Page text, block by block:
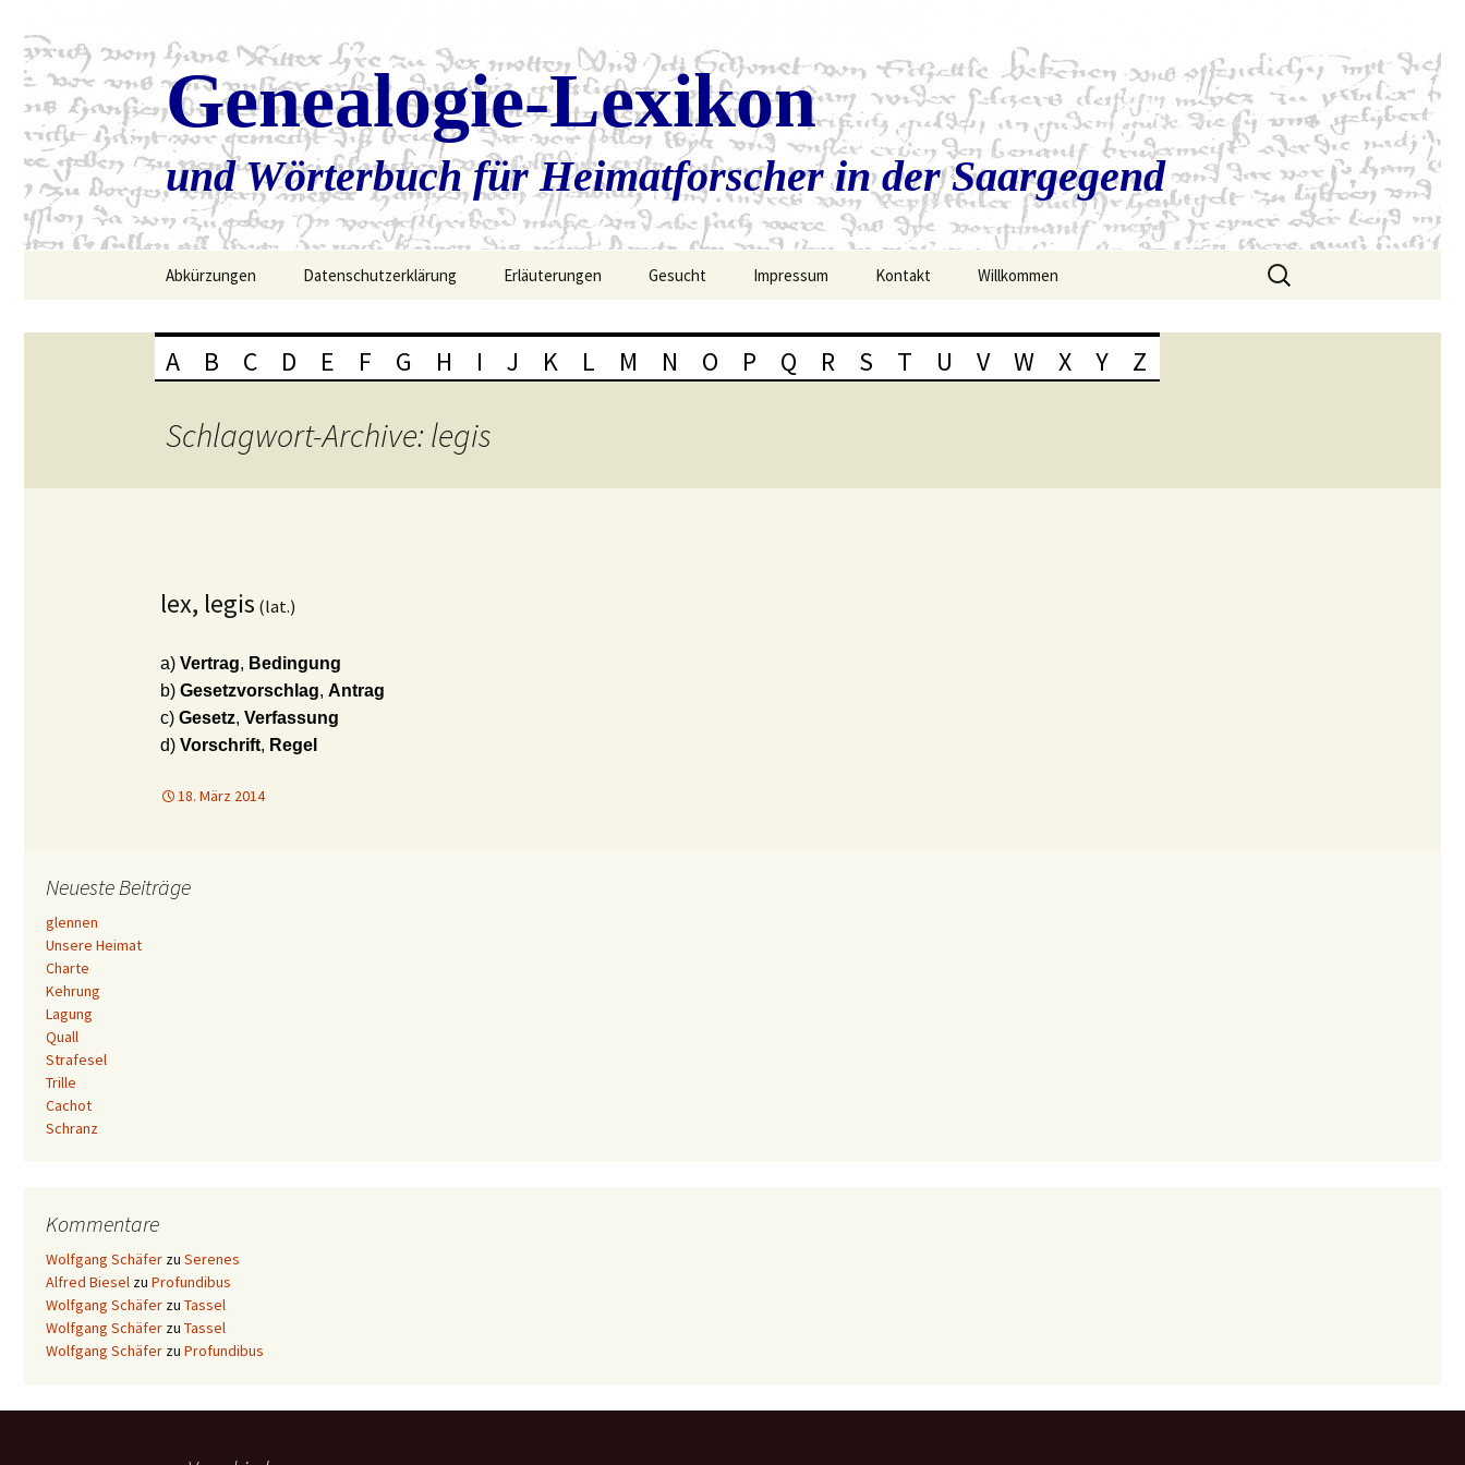
Genealogie-Lexikon
und Wörterbuch für Heimatforscher in der Saargegend
Abkürzungen Datenschutzerklärung Erläuterungen Gesucht Impressum Kontakt Willkommen
Suchen
nach:
A B C D E F G H I J K L M N O P Q R S T U V W X Y Z
Schlagwort-Archive: legis
lex, legis (lat.)
a) Vertrag, Bedingung
b) Gesetzvorschlag, Antrag
c) Gesetz, Verfassung
d) Vorschrift, Regel
18. März 2014
Neueste Beiträge
glennen
Unsere Heimat
Charte
Kehrung
Lagung
Quall
Strafesel
Trille
Cachot
Schranz
Kommentare
Wolfgang Schäfer zu Serenes
Alfred Biesel zu Profundibus
Wolfgang Schäfer zu Tassel
Wolfgang Schäfer zu Tassel
Wolfgang Schäfer zu Profundibus